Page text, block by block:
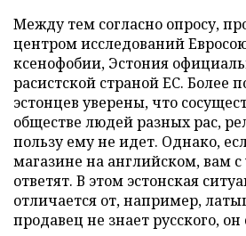
Между тем согласно опросу,
центром исследований
ксенофобии, Эстония
расистской страной ЕС. Более
эстонцев уверены, что
обществе людей разных рас,
пользу ему не идет. Однако,
магазине на английском, вам
ответят. В этом эстонская
отличается от, например,
продавец не знает русского, он